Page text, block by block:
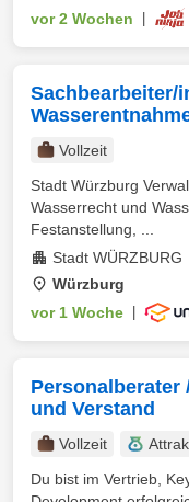
vor 2 Wochen
Sachbearbeiter/
Vollzeit
Stadt Würzburg
Wasserrecht und
Festanstellung, ...
Stadt WÜRZBURG
Würzburg
vor 1 Woche
Personalberater
und Verstand
Vollzeit
Du bist im Vertrieb,